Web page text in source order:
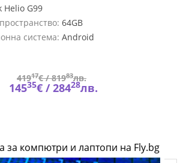
Helio G99
64GB
система: Android
41917€ /81983лв.
14535€ /28428лв.
за компютри и лаптопи на Fly.bg